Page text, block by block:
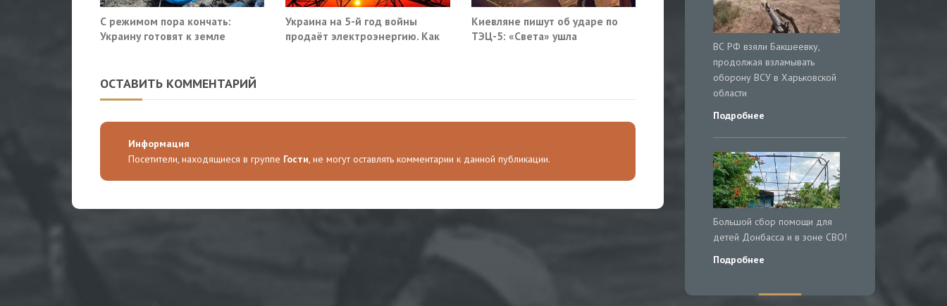
С режимом пора кончать:
Украину готовят к земле
Украина на 5-й год войны
продаёт электроэнергию. Как
Киевляне пишут об ударе по
ТЭЦ-5: «Света» ушла
ОСТАВИТЬ КОММЕНТАРИЙ
Информация
Посетители, находящиеся в группе Гости, не могут оставлять комментарии к данной публикации.
ВС РФ взяли Бакшеевку,
продолжая взламывать
оборону ВСУ в Харьковской
области
Подробнее
Большой сбор помощи для
детей Донбасса и в зоне СВО!
Подробнее